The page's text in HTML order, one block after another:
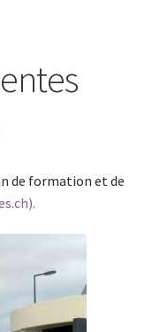
de formation et de